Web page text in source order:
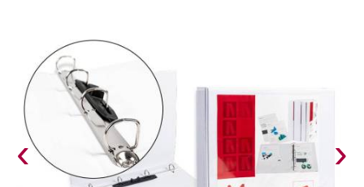
‹ ›